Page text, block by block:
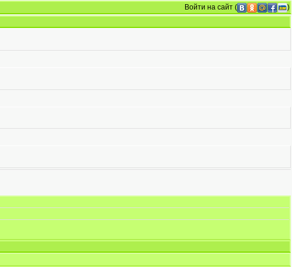
Войти на сайт (
)